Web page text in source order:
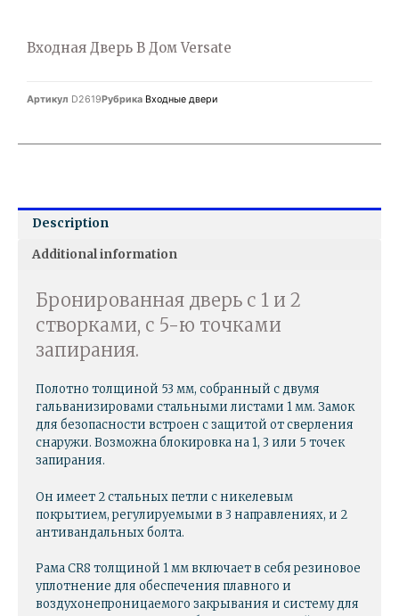
Входная Дверь В Дом Versate
Артикул D2619 Рубрика Входные двери
Description
Additional information
Бронированная дверь с 1 и 2
створками, с 5-ю точками
запирания.
Полотно толщиной 53 мм, собранный с двумя
гальванизировами стальными листами 1 мм. Замок
для безопасности встроен с защитой от сверления
снаружи. Возможна блокировка на 1, 3 или 5 точек
запирания.
Он имеет 2 стальных петли с никелевым
покрытием, регулируемыми в 3 направлениях, и 2
антивандальных болта.
Рама CR8 толщиной 1 мм включает в себя резиновое
уплотнение для обеспечения плавного и
воздухонепроницаемого закрывания и систему для